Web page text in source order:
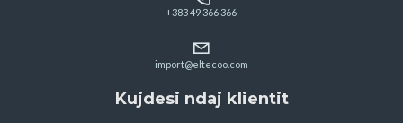
+383 49 366 366
import@eltecoo.com
Kujdesi ndaj klientit